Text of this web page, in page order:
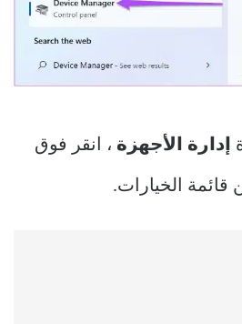
إدارة الأجهزة ، انقر فوق
قائمة الخيارات.